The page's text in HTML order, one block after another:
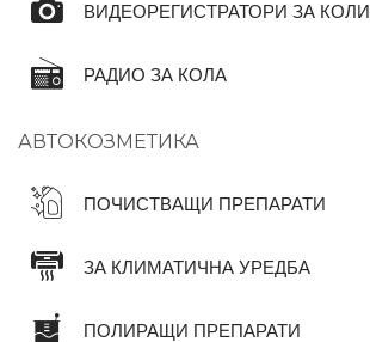
ВИДЕОРЕГИСТРАТОРИ ЗА КОЛИ
РАДИО ЗА КОЛА
АВТОКОЗМЕТИКА
ПОЧИСТВАЩИ ПРЕПАРАТИ
ЗА КЛИМАТИЧНА УРЕДБА
ПОЛИРАЩИ ПРЕПАРАТИ